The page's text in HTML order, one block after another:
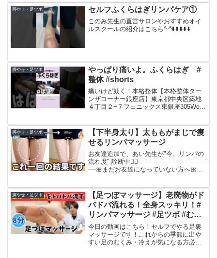
ソッド®︎マスターセラピスト 三浦百代
が皆様の疲れ...
脚やせ・足ツボ セルフふくらはぎリンパケア①
このみ先生の直営サロンやおすすめオイ
ルスクールの紹介はこちら^ ^⬇️⬇️⬇️⬇️⬇️
脚やせ・足ツボ
やっぱり痛いよ。ふくらはぎ #
整体 #shorts
痛いけど効く！本格整体【本格整体ター
ンザコーナー銀座店】東京都中央区築地
４丁目２−７フェニックス東銀座305Web
日 土曜日 に、営業中営業時間／平
日 11：00～21：00（...
脚やせ・足ツボ
【下半身太り】太ももがまじで痩
せるリンパマッサージ
お友達追加で、あい先生が"今、リンパの
流れ度" 診断中👩‍⚕️-----------------------------------
----🎀まだお友達になっていない方へ🎀↓
脚やせ・足ツボ
【足つぼマッサージ】老廃物がド
バドバ流れる！全身スッキリ！#
リンパマッサージ #足ツボ #むく
み
今日の動画はこちら！セルフでやる足裏
マッサージです！これからの季節に出や
すい足のむくみ・冷えが気になる方必見